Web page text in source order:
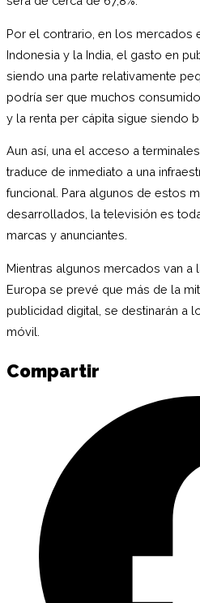
Por el contrario, en los mercados
Indonesia y la India, el gasto en
siendo una parte relativamente
podría ser que muchos
y la renta per cápita sigue siendo
Aun así, una el acceso a
traduce de inmediato a una
funcional. Para algunos de estos
desarrollados, la televisión es
marcas y anunciantes.
Mientras algunos mercados van a
Europa se prevé que más de la
publicidad digital, se destinarán a
móvil.
Compartir